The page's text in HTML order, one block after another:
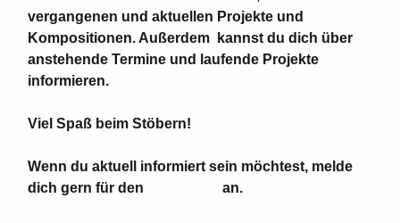
vergangenen und aktuellen Projekte und
Kompositionen. Außerdem kannst du dich über
anstehende Termine und laufende Projekte
informieren.
Viel Spaß beim Stöbern!
Wenn du aktuell informiert sein möchtest, melde
dich gern für den
an.